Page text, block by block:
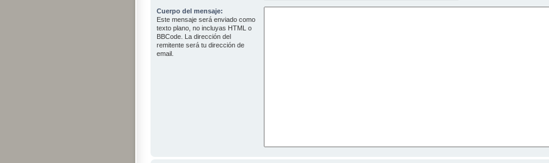
Cuerpo del mensaje:
Este mensaje será enviado como
texto plano, no incluyas HTML o
BBCode. La dirección del
remitente será tu dirección de
email.